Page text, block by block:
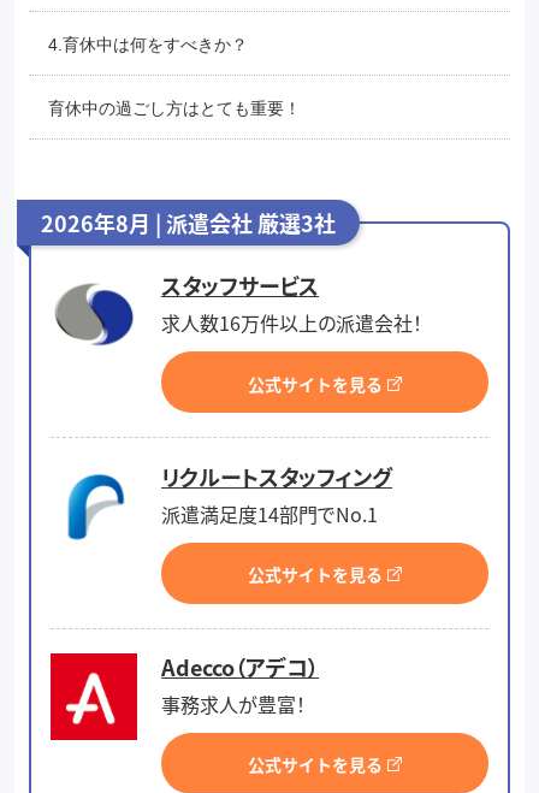
4.育休中は何をすべきか？
育休中の過ごし方はとても重要！
2026年8月 | 派遣会社 厳選3社
スタッフサービス
求人数16万件以上の派遣会社！
公式サイトを見る
リクルートスタッフィング
派遣満足度14部門でNo.1
公式サイトを見る
Adecco（アデコ）
事務求人が豊富！
公式サイトを見る